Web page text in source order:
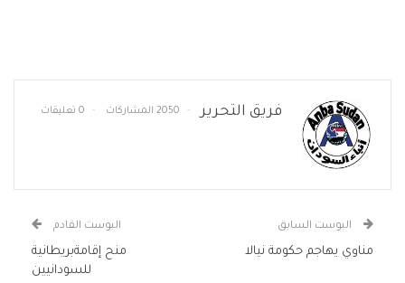
فريق التحرير 2050 المشاركات 0 تعليقات
البوست السابق
مناوي يهاجم حكومة نيالا
البوست القادم
منح إقامةبريطانية
للسودانيين